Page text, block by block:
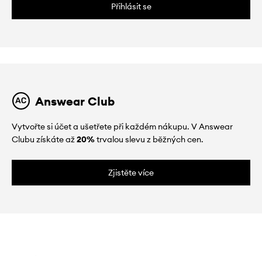
Přihlásit se
Answear Club
Vytvořte si účet a ušetřete při každém nákupu. V Answear
Clubu získáte až20%trvalou slevu z běžných cen.
Zjistěte více